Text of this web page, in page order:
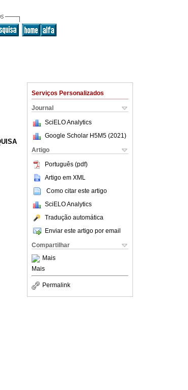
Serviços Personalizados
Journal
SciELO Analytics
Google Scholar H5M5 (2021 )
Artigo
Português (pdf)
Artigo em XML
Como citar este artigo
SciELO Analytics
Tradução automática
Enviar este artigo por email
Compartilhar
Mais
Mais
Permalink